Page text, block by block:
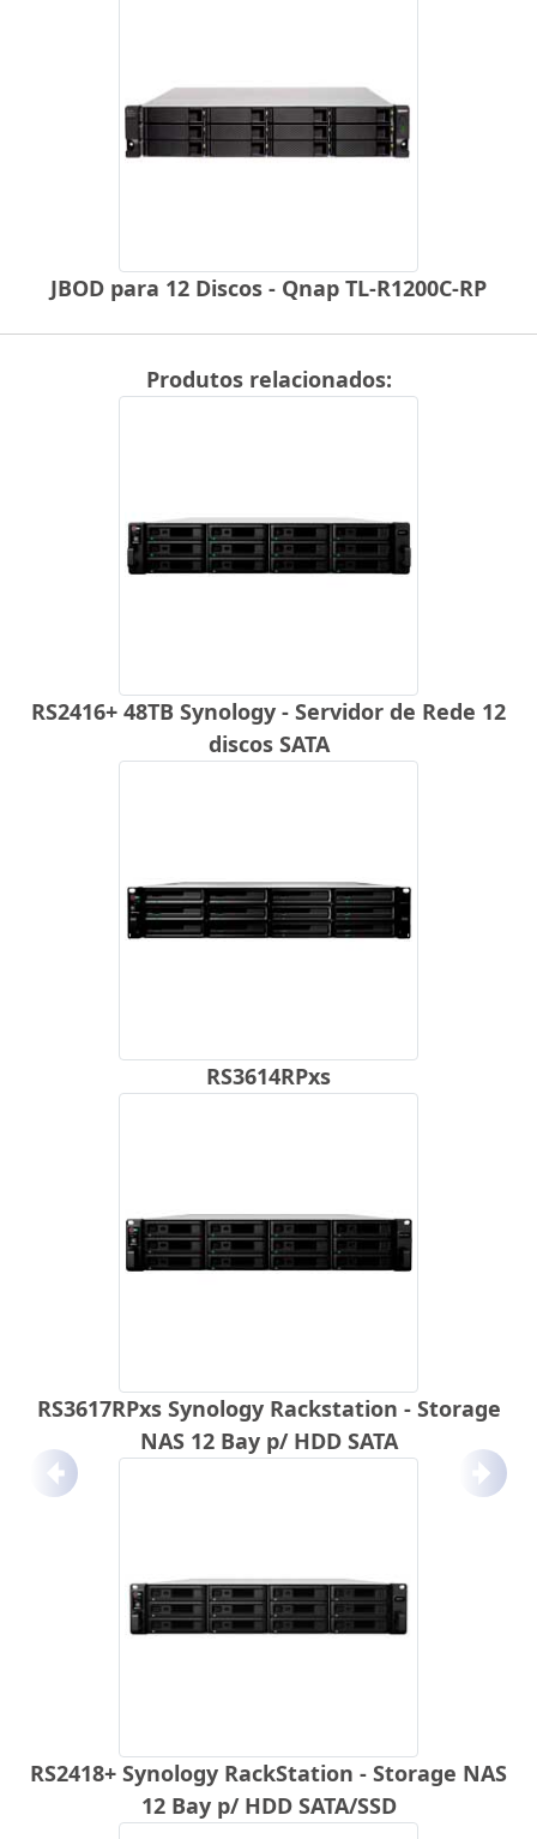
JBOD para 12 Discos - Qnap TL-R1200C-RP
Produtos relacionados:
RS2416+ 48TB Synology - Servidor de Rede 12
discos SATA
RS3614RPxs
RS3617RPxs Synology Rackstation - Storage
NAS 12 Bay p/ HDD SATA
RS2418+ Synology RackStation - Storage NAS
12 Bay p/ HDD SATA/SSD
Anterior